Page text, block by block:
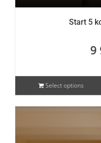
Start 5
9
Select options